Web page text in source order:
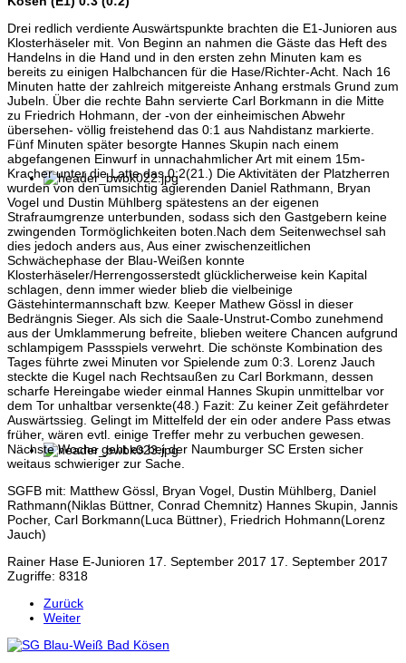
Drei redlich verdiente Auswärtspunkte brachten die E1-Junioren aus
Klosterhäseler mit. Von Beginn an nahmen die Gäste das Heft des
Handelns in die Hand und in den ersten zehn Minuten kam es
bereits zu einigen Halbchancen für die Hase/Richter-Acht. Nach 16
Minuten hatte der zahlreich mitgereiste Anhang erstmals Grund zum
Jubeln. Über die rechte Bahn servierte Carl Borkmann in die Mitte
zu Friedrich Hohmann, der -von der einheimischen Abwehr
übersehen- völlig freistehend das 0:1 aus Nahdistanz markierte.
Fünf Minuten später besorgte Hannes Skupin nach einem
abgefangenen Einwurf in unnachahmlicher Art mit einem 15m-
Kracher unter die Latte das 0:2(21.) Die Aktivitäten der Platzherren
wurden von den umsichtig agierenden Daniel Rathmann, Bryan
Vogel und Dustin Mühlberg spätestens an der eigenen
Strafraumgrenze unterbunden, sodass sich den Gastgebern keine
zwingenden Tormöglichkeiten boten.Nach dem Seitenwechsel sah
dies jedoch anders aus, Aus einer zwischenzeitlichen
Schwächephase der Blau-Weißen konnte
Klosterhäseler/Herrengosserstedt glücklicherweise kein Kapital
schlagen, denn immer wieder blieb die vielbeinige
Gästehintermannschaft bzw. Keeper Mathew Gössl in dieser
Bedrängnis Sieger. Als sich die Saale-Unstrut-Combo zunehmend
aus der Umklammerung befreite, blieben weitere Chancen aufgrund
schlampigem Passspiels verwehrt. Die schönste Kombination des
Tages führte zwei Minuten vor Spielende zum 0:3. Lorenz Jauch
steckte die Kugel nach Rechtsaußen zu Carl Borkmann, dessen
scharfe Hereingabe wieder einmal Hannes Skupin unmittelbar vor
dem Tor unhaltbar versenkte(48.) Fazit: Zu keiner Zeit gefährdeter
Auswärtssieg. Gelingt im Mittelfeld der ein oder andere Pass etwas
früher, wären evtl. einige Treffer mehr zu verbuchen gewesen.
Nächste Woche geht es bei der Naumburger SC Ersten sicher
weitaus schwieriger zur Sache.
SGFB mit: Matthew Gössl, Bryan Vogel, Dustin Mühlberg, Daniel
Rathmann(Niklas Büttner, Conrad Chemnitz) Hannes Skupin, Jannis
Pocher, Carl Borkmann(Luca Büttner), Friedrich Hohmann(Lorenz
Jauch)
Rainer Hase E-Junioren 17. September 2017 17. September 2017
Zugriffe: 8318
Zurück
Weiter